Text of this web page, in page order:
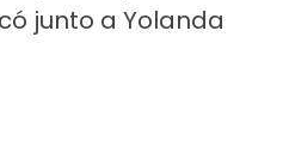
junto a Yolanda